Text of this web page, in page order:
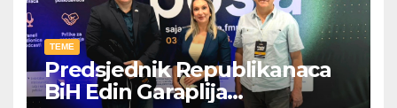
TEME
Predsjednik Republikanaca
BiH Edin Garaplija